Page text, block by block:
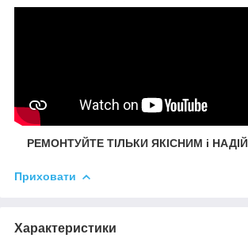
РЕМОНТУЙТЕ ТІЛЬКИ ЯКІСНИМ і
Приховати
Характеристики